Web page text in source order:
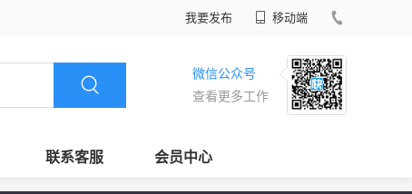
我要发布 移动端
微信公众号
查看更多工作
联系客服 会员中心